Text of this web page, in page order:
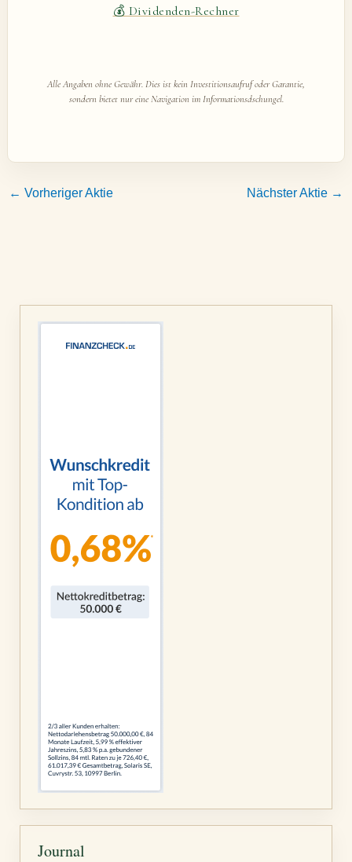
💰 Dividenden-Rechner
Alle Angaben ohne Gewähr. Dies ist kein Investitionsaufruf oder Garantie,
sondern bietet nur eine Navigation im Informationsdschungel.
← Vorheriger Aktie Nächster Aktie →
Journal